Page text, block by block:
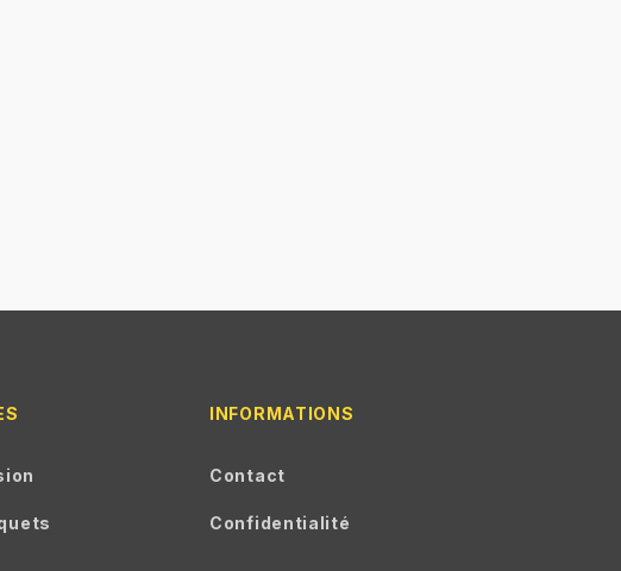
INFORMATIONS
Contact
Confidentialité